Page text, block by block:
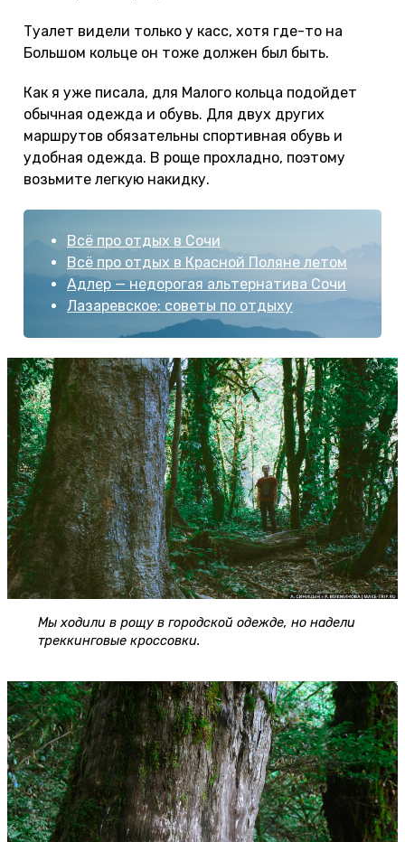
Туалет видели только у касс, хотя где-то на
Большом кольце он тоже должен был быть.
Как я уже писала, для Малого кольца подойдет
обычная одежда и обувь. Для двух других
маршрутов обязательны спортивная обувь и
удобная одежда. В роще прохладно, поэтому
возьмите легкую накидку.
Всё про отдых в Сочи
Всё про отдых в Красной Поляне летом
Адлер — недорогая альтернатива Сочи
Лазаревское: советы по отдыху
Мы ходили в рощу в городской одежде, но надели
треккинговые кроссовки.